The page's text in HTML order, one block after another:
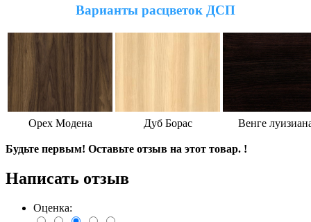
Варианты расцветок ДСП
Орех Модена Дуб Борас Венге
Будьте первым! Оставьте отзыв на этот товар. !
Написать отзыв
Оценка: